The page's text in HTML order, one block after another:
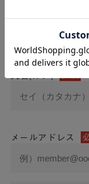
メールアドレス